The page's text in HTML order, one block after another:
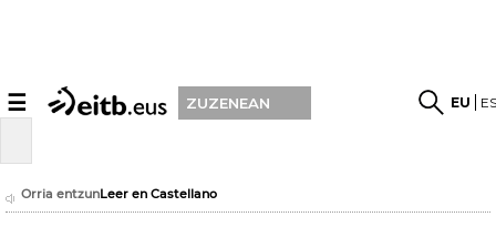
☰ ZUZENEAN EU
Orria entzunLeer en Castellano